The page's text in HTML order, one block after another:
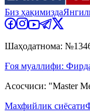
Биз ҳақимизда
Шаҳодатнома:
Ғоя муаллифи:
Асосчиси: "Master
Махфийлик сиёсати